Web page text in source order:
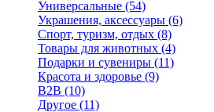
Универсальные (54)
Украшения, аксессуары (6)
Спорт, туризм, отдых (8)
Товары для животных (4)
Подарки и сувениры (11)
Красота и здоровье (9)
B2B (10)
Другое (11)